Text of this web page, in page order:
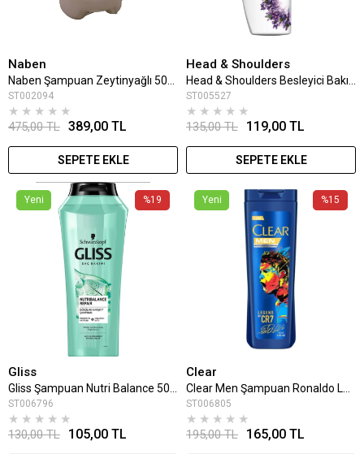
Naben
ST002094
★ ★ ★ ★ ★
389,00 TL
475,00 TL
SEPETE EKLE
Head & Shoulders
ST005527
★ ★ ★ ★ ★
119,00 TL
135,00 TL
SEPETE EKLE
%19
Yeni
Gliss
ST006796
★ ★ ★ ★ ★
105,00 TL
130,00 TL
%15
Yeni
Clear
ST006805
★ ★ ★ ★ ★
165,00 TL
195,00 TL